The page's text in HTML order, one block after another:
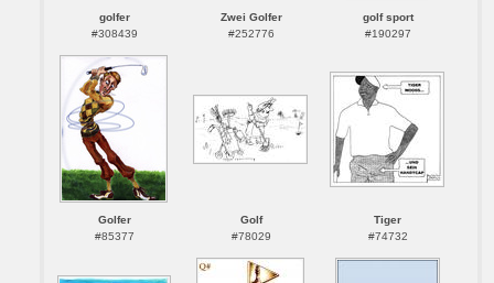
golfer
#308439
Zwei Golfer
#252776
golf sport
#190297
Golfer
#85377
Golf
#78029
Tiger
#74732